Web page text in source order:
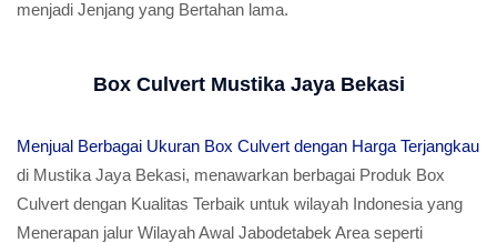
menjadi Jenjang yang Bertahan lama.
Box Culvert Mustika Jaya Bekasi
Menjual Berbagai Ukuran Box Culvert dengan Harga Terjangkau
di Mustika Jaya Bekasi, menawarkan berbagai Produk Box
Culvert dengan Kualitas Terbaik untuk wilayah Indonesia yang
Menerapan jalur Wilayah Awal Jabodetabek Area seperti